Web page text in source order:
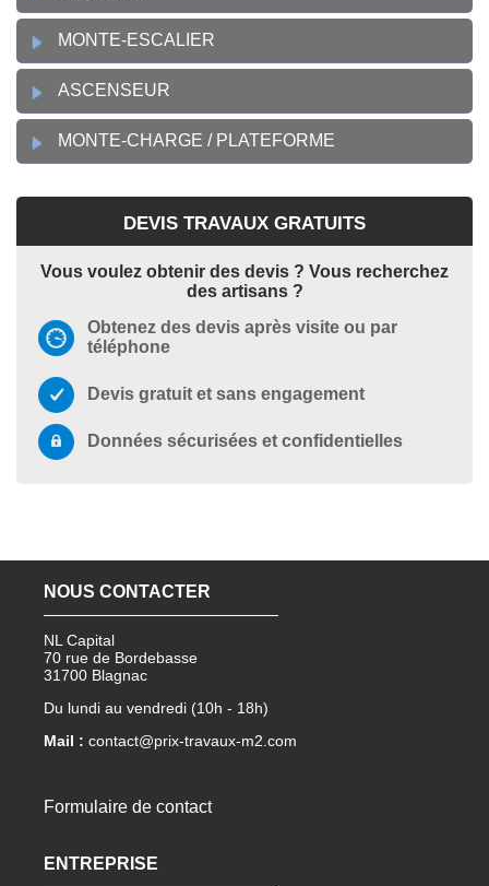
MONTE-ESCALIER
ASCENSEUR
MONTE-CHARGE / PLATEFORME
DEVIS TRAVAUX GRATUITS
Vous voulez obtenir des devis ? Vous recherchez
des artisans ?
Obtenez des devis après visite ou par
téléphone
Devis gratuit et sans engagement
Données sécurisées et confidentielles
NOUS CONTACTER
NL Capital
70 rue de Bordebasse
31700 Blagnac
Du lundi au vendredi (10h - 18h)
Mail : contact@prix-travaux-m2.com
Formulaire de contact
ENTREPRISE